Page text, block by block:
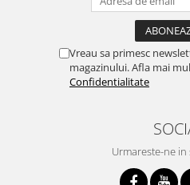
Vreau sa primesc
magazinului. Afla mai
Confidentialitate
Urmareste-ne in